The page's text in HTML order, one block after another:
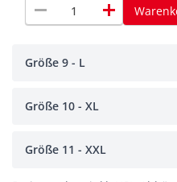
remove add
Größe 9 - L
Größe 10 - XL
Größe 11 - XXL